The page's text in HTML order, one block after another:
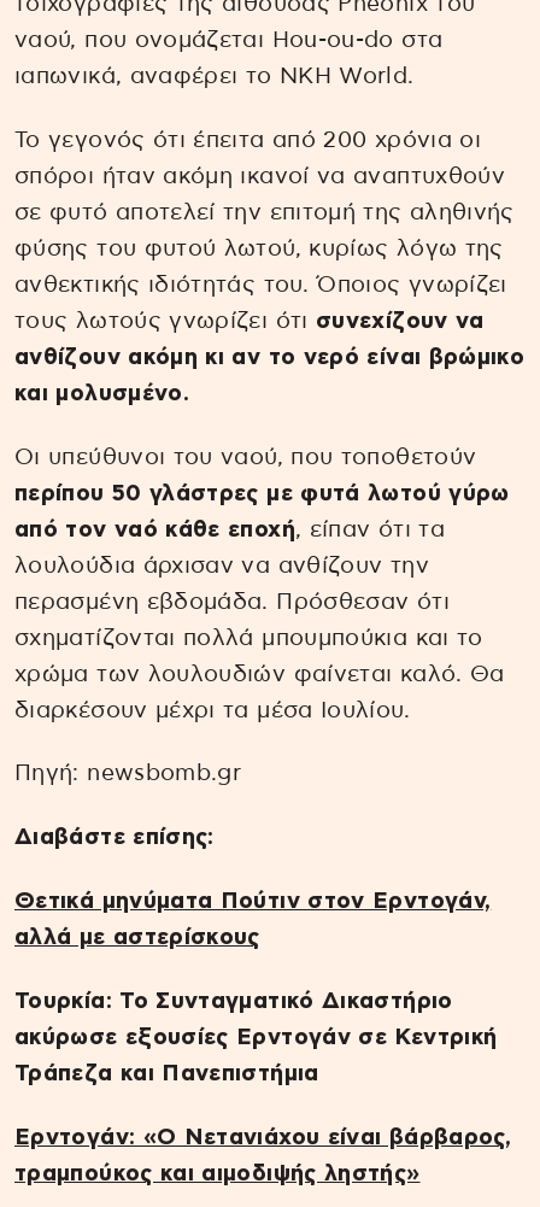
ναού, που ονομάζεται Hou-ou-do στα
ιαπωνικά, αναφέρει το NKH World.
Το γεγονός ότι έπειτα από 200 χρόνια οι
σπόροι ήταν ακόμη ικανοί να αναπτυχθούν
σε φυτό αποτελεί την επιτομή της αληθινής
φύσης του φυτού λωτού, κυρίως λόγω της
ανθεκτικής ιδιότητάς του. Όποιος γνωρίζει
τους λωτούς γνωρίζει ότι συνεχίζουν να
ανθίζουν ακόμη κι αν το νερό είναι βρώμικο
και μολυσμένο.
Οι υπεύθυνοι του ναού, που τοποθετούν
περίπου 50 γλάστρες με φυτά λωτού γύρω
από τον ναό κάθε εποχή, είπαν ότι τα
λουλούδια άρχισαν να ανθίζουν την
περασμένη εβδομάδα. Πρόσθεσαν ότι
σχηματίζονται πολλά μπουμπούκια και το
χρώμα των λουλουδιών φαίνεται καλό. Θα
διαρκέσουν μέχρι τα μέσα Ιουλίου.
Πηγή: newsbomb.gr
Διαβάστε επίσης:
Θετικά μηνύματα Πούτιν στον Ερντογάν,
αλλά με αστερίσκους
Τουρκία: Το Συνταγματικό Δικαστήριο
ακύρωσε εξουσίες Ερντογάν σε Κεντρική
Τράπεζα και Πανεπιστήμια
Ερντογάν: «Ο Νετανιάχου είναι βάρβαρος,
τραμπούκος και αιμοδιψής ληστής»